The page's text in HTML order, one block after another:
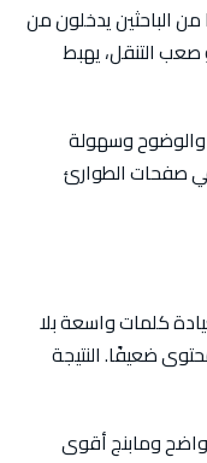
من الباحثين يدخلون من
صعب التنقل، يهبط
والوضوح وسهولة
صفحات الطوارئ
كلمات واسعة بلا
ضعيفًا. النتيجة
ومابنج أقوى